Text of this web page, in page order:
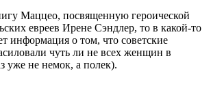
Маццео, посвященную героической
евреев Ирене Сэндлер, то в какой-то
информация о том, что советские
чуть ли не всех женщин в
уже не немок, а полек).